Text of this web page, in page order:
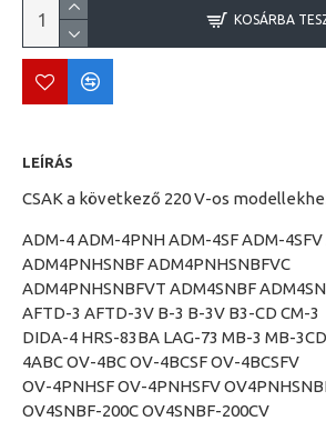
KOSÁRBA
LEÍRÁS
CSAK a következő 220 V-os
ADM-4 ADM-4PNH ADM-4SF ADM-
ADM4PNHSNBF ADM4PNHSNBFVC
ADM4PNHSNBFVT ADM4SNBF
AFTD-3 AFTD-3V B-3 B-3V B3-CD CM-3
DIDA-4 HRS-83BA LAG-73 MB-3 MB-
4ABC OV-4BC OV-4BCSF OV-4BCSFV
OV-4PNHSF OV-4PNHSFV
OV4SNBF-200C OV4SNBF-200CV